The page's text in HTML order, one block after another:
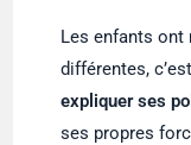
Les enfants ont
différentes,
expliquer ses
ses propres